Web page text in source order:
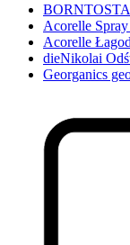
Acorelle
Acorelle
dieNikolai
Georganics